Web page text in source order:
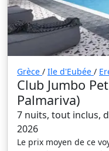
Grèce / Ile d'Eubée /
Club Jumbo
Palmariva)
7 nuits, tout inclus,
2026
Le prix moyen de ce